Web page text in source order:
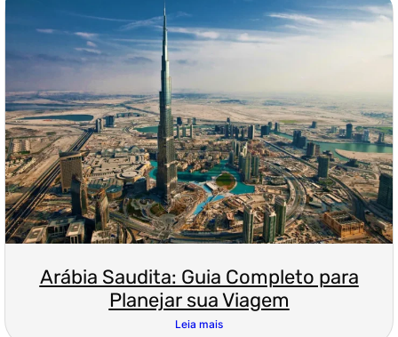
Arábia Saudita: Guia Completo para
Planejar sua Viagem
Leia mais